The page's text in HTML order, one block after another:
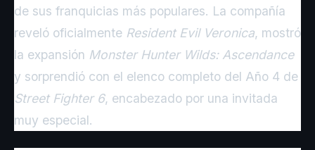
de sus franquicias más populares. La compañía
reveló oficialmente Resident Evil Veronica, mostró
la expansión Monster Hunter Wilds: Ascendance
y sorprendió con el elenco completo del Año 4 de
Street Fighter 6, encabezado por una invitada
muy especial.